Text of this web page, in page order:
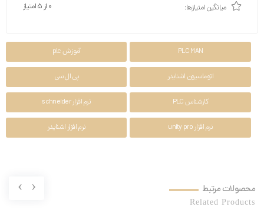
میانگین امتیازها: 0 از ۵ امتیاز
PLC MAN آموزش plc
اتوماسیون اشنایدر پی ال سی
کارشناس PLC نرم افزار schneider
نرم افزار unity pro نرم افزار اشنایدر
محصولات مرتبط
Related Products
‹
›